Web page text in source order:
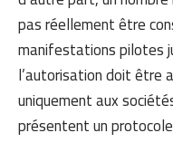
pas réellement être
manifestations pilotes
l’autorisation doit être
uniquement aux
présentent un